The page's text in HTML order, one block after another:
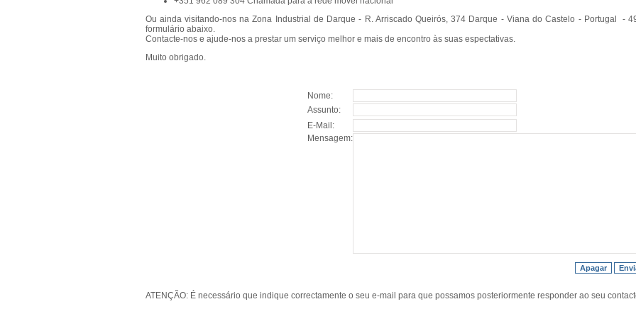
Ou ainda visitando-nos na Zona Industrial de Darque - R. Arriscado Queirós, 374 Darque - Viana do Castelo - Portugal -
formulário abaixo.
Contacte-nos e ajude-nos a prestar um serviço melhor e mais de encontro às suas espectativas.
Muito obrigado.
Nome:
Assunto:
E-Mail:
Mensagem:
ATENÇÃO:É necessário que indique correctamente o seu e-mail para que possamos posteriormente responder ao seu